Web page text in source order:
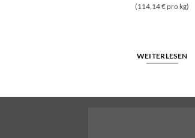
(114,14 € pro kg)
WEITERLESEN